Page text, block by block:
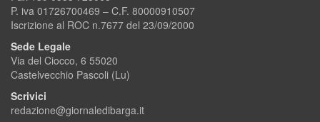
P. iva 01726700469 – C.F. 80000910507
Iscrizione al ROC n.7677 del 23/09/2000
Sede Legale
Via del Ciocco, 6 55020
Castelvecchio Pascoli (Lu)
Scrivici
redazione@giornaledibarga.it